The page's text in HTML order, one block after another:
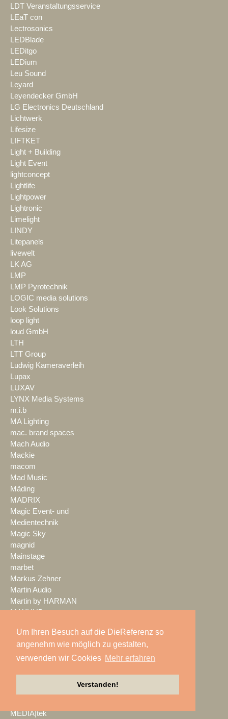
Um Ihren Besuch auf die DieReferenz so
angenehm wie möglich zu gestalten,
verwenden wir Cookies Mehr erfahren
Verstanden!
LDT Veranstaltungsservice
LEaT con
Lectrosonics
LEDBlade
LEDitgo
LEDium
Leu Sound
Leyard
Leyendecker GmbH
LG Electronics Deutschland
Lichtwerk
Lifesize
LIFTKET
Light + Building
Light Event
lightconcept
Lightlife
Lightpower
Lightronic
Limelight
LINDY
Litepanels
livewelt
LK AG
LMP
LMP Pyrotechnik
LOGIC media solutions
Look Solutions
loop light
loud GmbH
LTH
LTT Group
Ludwig Kameraverleih
Lupax
LUXAV
LYNX Media Systems
m.i.b
MA Lighting
mac. brand spaces
Mach Audio
Mackie
macom
Mad Music
Mäding
MADRIX
Magic Event- und
Medientechnik
Magic Sky
magnid
Mainstage
marbet
Markus Zehner
Martin Audio
Martin by HARMAN
MAXHUB
MBN-PROLED
MDS PAtec
MEDIA IN RES
MEDIA SPECTRUM
MEDIA|tek